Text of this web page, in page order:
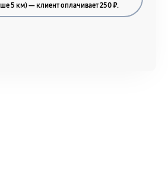
5 км) — клиент оплачивает 250 ₽.